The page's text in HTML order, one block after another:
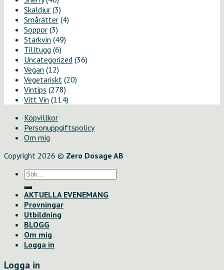
Skaldjur (3)
Smårätter (4)
Soppor (3)
Starkvin (49)
Tilltugg (6)
Uncategorized (36)
Vegan (12)
Vegetariskt (20)
Vintips (278)
Vitt Vin (114)
Köpvillkor
Personuppgiftspolicy
Om mig
Copyright 2026 © Zero Dosage AB
Sök
AKTUELLA EVENEMANG
Provningar
Utbildning
BLOGG
Om mig
Logga in
Logga in